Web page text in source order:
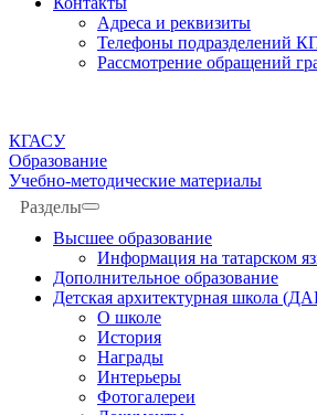
Адреса и реквизиты
Телефоны подразделений
Рассмотрение обращений
КГАСУ
Образование
Учебно-методические материалы
Разделы
Высшее образование
Информация на татарском
Дополнительное образование
Детская архитектурная школа
О школе
История
Награды
Интерьеры
Фотогалереи